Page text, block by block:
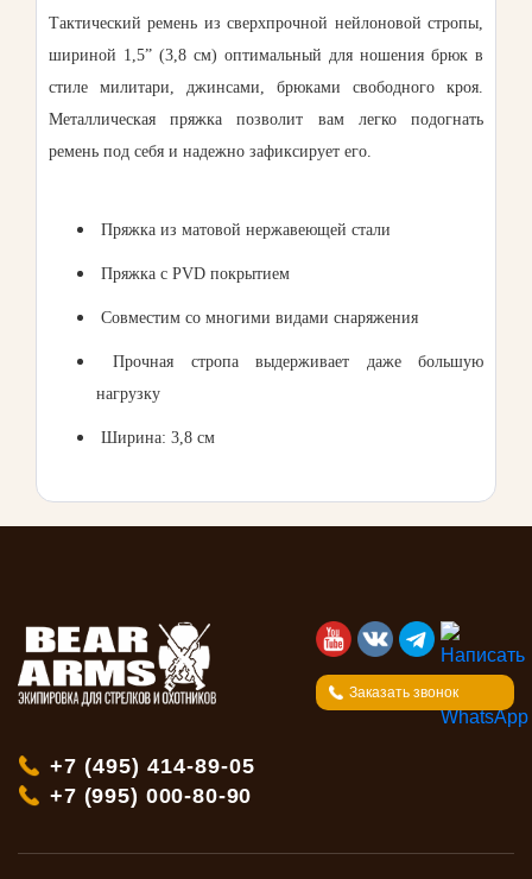
Тактический ремень из сверхпрочной нейлоновой стропы,
шириной 1,5” (3,8 см) оптимальный для ношения брюк в
стиле милитари, джинсами, брюками свободного кроя.
Металлическая пряжка позволит вам легко подогнать
ремень под себя и надежно зафиксирует его.
Пряжка из матовой нержавеющей стали
Пряжка с PVD покрытием
Совместим со многими видами снаряжения
Прочная стропа выдерживает даже большую
нагрузку
Ширина: 3,8 см
Заказать звонок
+7 (495) 414-89-05
+7 (995) 000-80-90